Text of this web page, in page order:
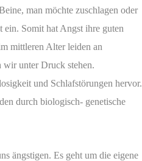
man möchte zuschlagen oder
ein. Somit hat Angst ihre guten
mittleren Alter leiden an
wir unter Druck stehen.
und Schlafstörungen hervor.
durch biologisch- genetische
ängstigen. Es geht um die eigene